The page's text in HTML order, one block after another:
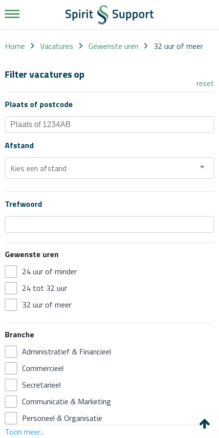
Werkgevers
Diensten
Nieuws
Contact
Home Vacatures Gewenste uren 32 uur of meer
Filter vacatures op
reset
Plaats of postcode
Afstand
Kies een afstand
Trefwoord
Gewenste uren
24 uur of minder
24 tot 32 uur
32 uur of meer
Branche
Administratief & Financieel
Commercieel
Secretarieel
Communicatie & Marketing
Personeel & Organisatie
Techniek & ICT
Toon meer...